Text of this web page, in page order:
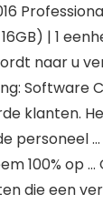
| 1
naar u
Software
klanten.
personeel
op …
die een